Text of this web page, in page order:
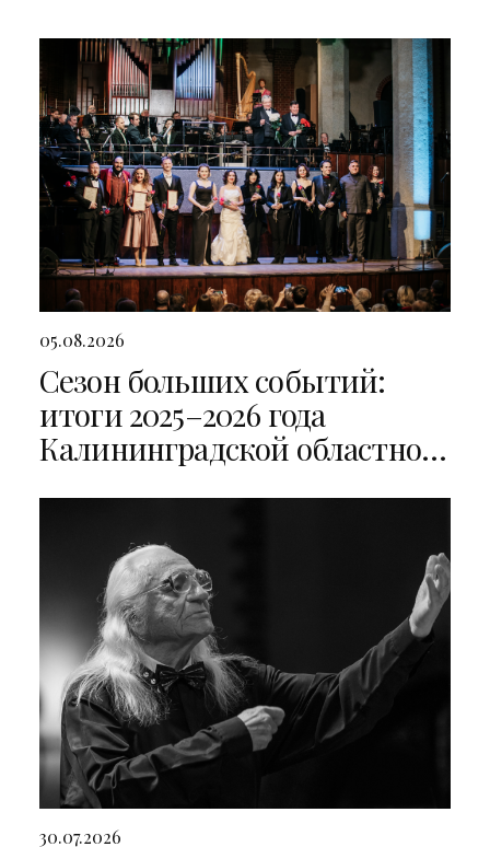
05.08.2026
Сезон больших событий:
итоги 2025–2026 года
Калининградской областной
30.07.2026